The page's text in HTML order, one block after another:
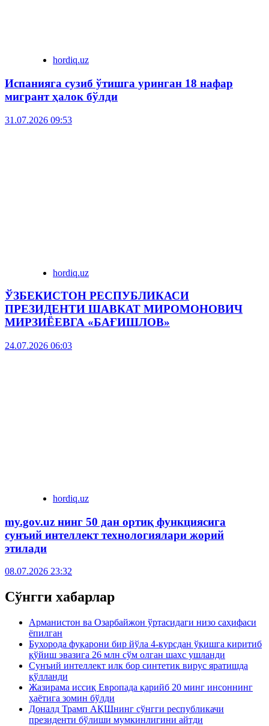
hordiq.uz
Испанияга сузиб ўтишга уринган 18 нафар
мигрант ҳалок бўлди
31.07.2026 09:53
hordiq.uz
ЎЗБЕКИСТОН РЕСПУБЛИКАСИ
ПРЕЗИДЕНТИ ШАВКАТ МИРОМОНОВИЧ
МИРЗИЁЕВГА «БАҒИШЛОВ»
24.07.2026 06:03
hordiq.uz
my.gov.uz нинг 50 дан ортиқ функциясига
сунъий интеллект технологиялари жорий
этилади
08.07.2026 23:32
Сўнгги хабарлар
Арманистон ва Озарбайжон ўртасидаги низо саҳифаси
ёпилган
Бухорода фуқарони бир йўла 4-курсдан ўқишга киритиб
қўйиш эвазига 26 млн сўм олган шахс ушланди
Сунъий интеллект илк бор синтетик вирус яратишда
қўлланди
Жазирама иссиқ Европада қарийб 20 минг инсоннинг
ҳаётига зомин бўлди
Доналд Трамп АҚШнинг сўнгги республикачи
президенти бўлиши мумкинлигини айтди